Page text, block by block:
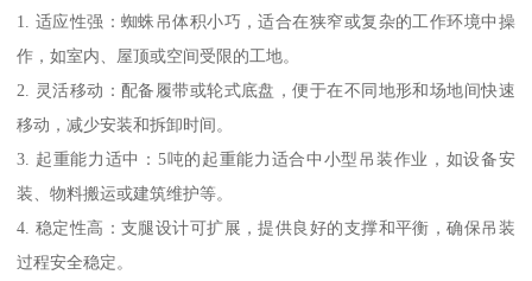
1. 适应性强：蜘蛛吊体积小巧，适合在狭窄或复杂的工作环境中操
作，如室内、屋顶或空间受限的工地。
2. 灵活移动：配备履带或轮式底盘，便于在不同地形和场地间快速
移动，减少安装和拆卸时间。
3. 起重能力适中：5吨的起重能力适合中小型吊装作业，如设备安
装、物料搬运或建筑维护等。
4. 稳定性高：支腿设计可扩展，提供良好的支撑和平衡，确保吊装
过程安全稳定。